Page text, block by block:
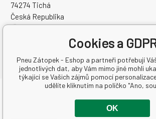
74274 Tichá
Česká Republika
IČO: 63724383
DIČ: CZ7504094994
Všechna práva vyhrazena.
Cookies a
Pneu Zátopek - Eshop a partneři potřebují
jednotlivých dat, aby Vám mimo jiné mohli
týkající se Vašich zájmů pomocí
udělíte kliknutím na políčko "Ano,
OK